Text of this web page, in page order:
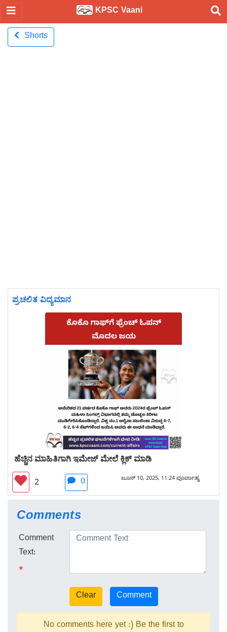
KPSC Vaani
Shorts
ಪ್ರಚಲಿತ ವಿದ್ಯಮಾನ
ಹೆಚ್ಚಿನ ಮಾಹಿತಿಗಾಗಿ ಇಮೇಜ್ ಮೇಲೆ ಕ್ಲಿಕ್ ಮಾಡಿ
2 0 ಜೂನ್ 10, 2025, 11:24 ಪೂರ್ವಾಹ್ನ
Comments
Comment
Text:
*
No comments here yet :) Be the first to